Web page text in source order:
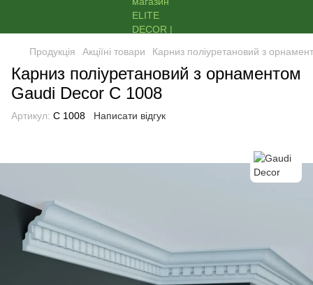
Продукція Акціїні товари Карниз поліуретановий з
Карниз поліуретановий з орнаментом
Gaudi Decor C 1008
Артикул: C 1008 Написати відгук